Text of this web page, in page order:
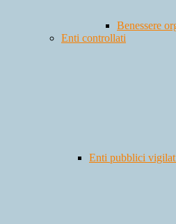
Benessere
Enti controllati
Enti pubblici